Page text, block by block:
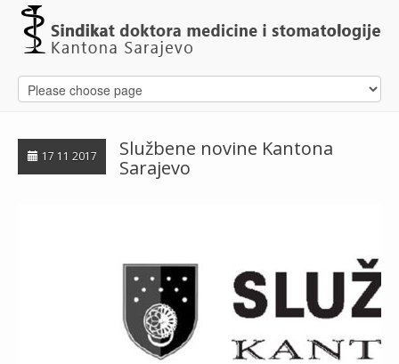
17 11 2017
Službene novine Kantona
Sarajevo